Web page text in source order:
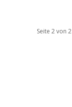
Seite 2 von 2